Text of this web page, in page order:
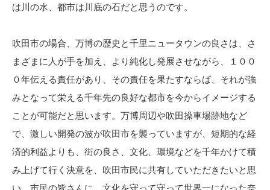
は川の水、都市は川底の石だと思うのです。
吹田市の場合、万博の歴史と千里ニュータウンの良さは、さ
まざまに人が手を加え、より純化し発展させながら、１００
０年伝える責任があり、その責任を果たすならば、それが強
みとなって栄える千年先の良好な都市を今からイメージする
ことが可能だと思います。万博周辺や吹田操車場跡地など
で、激しい開発の波が吹田市を襲っていますが、短期的な経
済的利益よりも、街の良さ、文化、環境などを千年かけて積
み上げて行く決意を、吹田市民に共有していただきたいと思
い、市民の皆さんに、文化を守って守って世界一になった奈